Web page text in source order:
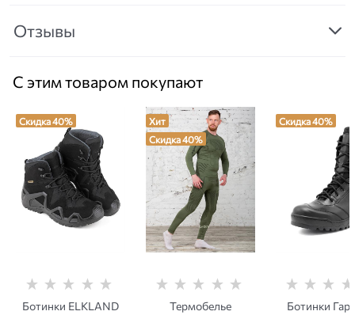
Отзывы
С этим товаром покупают
Скидка 40%
Ботинки ELKLAND
Хит
Скидка 40%
Термобелье
Скидка 40%
Ботинки